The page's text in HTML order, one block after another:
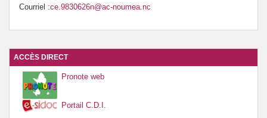
Courriel :ce.9830626n@ac-noumea.nc
ACCÈS DIRECT
Pronote web
Portail C.D.I.